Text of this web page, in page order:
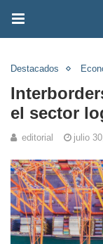
Destacados
el sector
editorial julio